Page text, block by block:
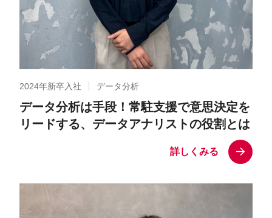
2024年新卒入社 データ分析
データ分析は手段！常駐支援で意思決定を
リードする、データアナリストの役割とは
詳しくみる